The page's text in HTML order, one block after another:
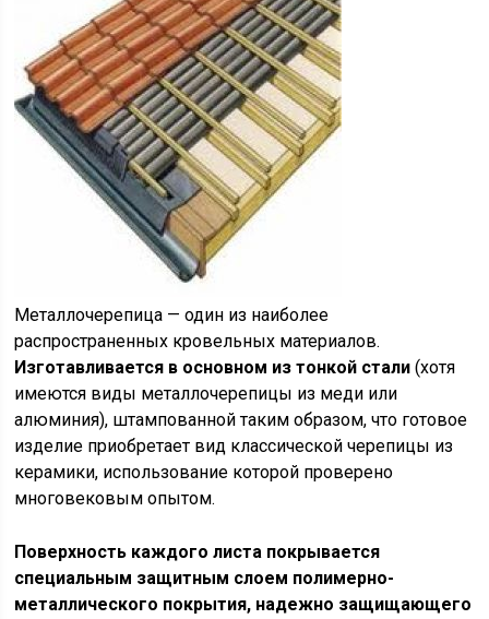
Металлочерепица — один из наиболее
распространенных кровельных материалов.
Изготавливается в основном из тонкой стали (хотя
имеются виды металлочерепицы из меди или
алюминия), штампованной таким образом, что готовое
изделие приобретает вид классической черепицы из
керамики, использование которой проверено
многовековым опытом.
Поверхность каждого листа покрывается
специальным защитным слоем полимерно-
металлического покрытия, надежно защищающего